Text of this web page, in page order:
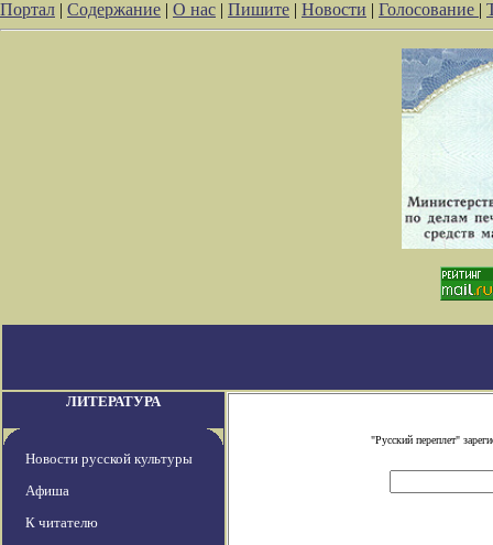
Портал | Содержание | О нас | Пишите | Новости | Голосование |
ЛИТЕРАТУРА
Новости русской культуры
Афиша
К читателю
"Русский переплет"